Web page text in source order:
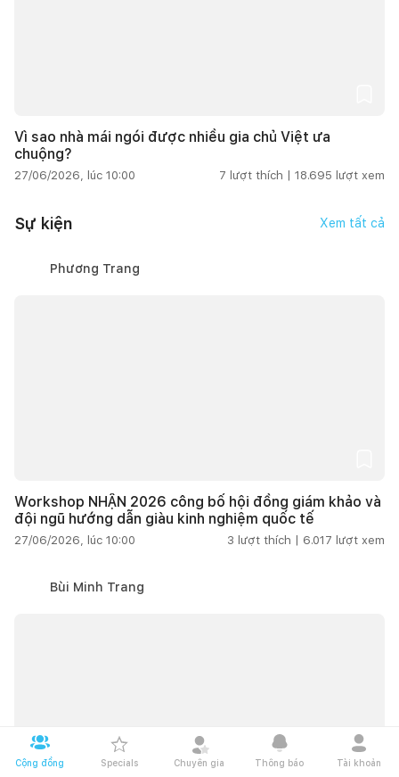
Cộng đồng Specials Chuyên gia Thông báo Tài khoản
Vì sao nhà mái ngói được nhiều gia chủ Việt ưa
chuộng?
27/06/2026, lúc 10:00 7 lượt thích | 18.695 lượt xem
Sự kiện Xem tất cả
Phương Trang
Workshop NHẬN 2026 công bố hội đồng giám khảo và
đội ngũ hướng dẫn giàu kinh nghiệm quốc tế
27/06/2026, lúc 10:00 3 lượt thích | 6.017 lượt xem
Bùi Minh Trang